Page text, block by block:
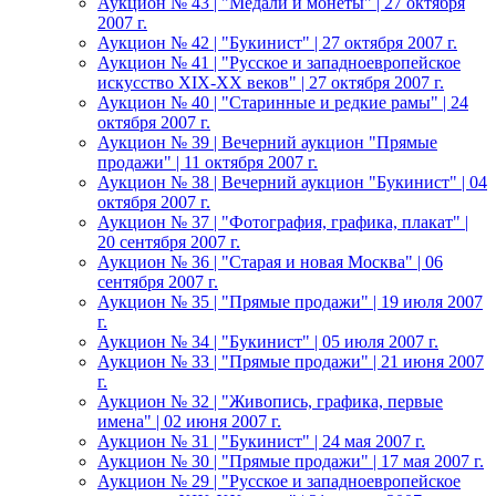
2007 г.
Аукцион № 42 | "Букинист" | 27 октября 2007 г.
Аукцион № 41 | "Русское и западноевропейское
искусство XIX-XX веков" | 27 октября 2007 г.
Аукцион № 40 | "Старинные и редкие рамы" | 24
октября 2007 г.
Аукцион № 39 | Вечерний аукцион "Прямые
продажи" | 11 октября 2007 г.
Аукцион № 38 | Вечерний аукцион "Букинист" | 04
октября 2007 г.
Аукцион № 37 | "Фотография, графика, плакат" |
20 сентября 2007 г.
Аукцион № 36 | "Старая и новая Москва" | 06
сентября 2007 г.
Аукцион № 35 | "Прямые продажи" | 19 июля 2007
г.
Аукцион № 34 | "Букинист" | 05 июля 2007 г.
Аукцион № 33 | "Прямые продажи" | 21 июня 2007
г.
Аукцион № 32 | "Живопись, графика, первые
имена" | 02 июня 2007 г.
Аукцион № 31 | "Букинист" | 24 мая 2007 г.
Аукцион № 30 | "Прямые продажи" | 17 мая 2007 г.
Аукцион № 29 | "Русское и западноевропейское